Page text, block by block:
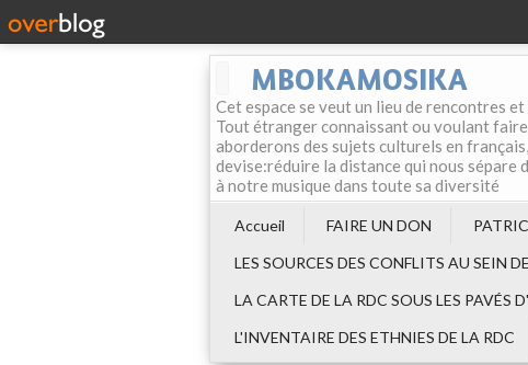
MBOKAMOSIKA
Cet espace se veut un lieu de rencontres
Tout étranger connaissant ou voulant
aborderons des sujets culturels en
devise:réduire la distance qui nous
à notre musique dans toute sa diversité
Accueil FAIRE UN DON
LES SOURCES DES CONFLITS AU SEIN
LA CARTE DE LA RDC SOUS LES PAVÉS
L'INVENTAIRE DES ETHNIES DE LA RDC